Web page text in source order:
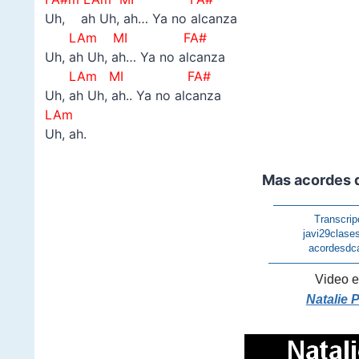
Uh, ah Uh, ah… Ya no alcanza
LAm MI FA#
Uh, ah Uh, ah… Ya no alcanza
LAm MI FA#
Uh, ah Uh, ah.. Ya no alcanza
LAm
Uh, ah.
Mas acordes
Video
Natalie